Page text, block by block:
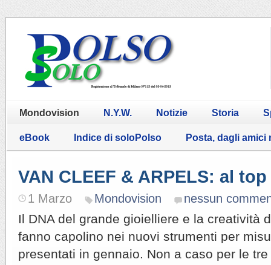
Mondovision N.Y.W. Notizie Storia
eBook Indice di soloPolso Posta, dagli amici
VAN CLEEF & ARPELS: al top
1 Marzo Mondovision nessun
Il DNA del grande gioielliere e la creatività
fanno capolino nei nuovi strumenti per
presentati in gennaio. Non a caso per le